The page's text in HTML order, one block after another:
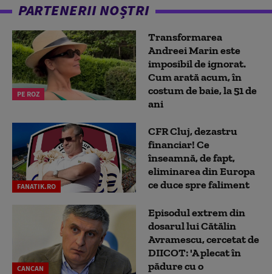
PARTENERII NOȘTRI
PE ROZ
Transformarea
Andreei Marin este
imposibil de ignorat.
Cum arată acum, în
costum de baie, la 51 de
ani
FANATIK.RO
CFR Cluj, dezastru
financiar! Ce
înseamnă, de fapt,
eliminarea din Europa
ce duce spre faliment
CANCAN
Episodul extrem din
dosarul lui Cătălin
Avramescu, cercetat de
DIICOT: 'A plecat în
pădure cu o